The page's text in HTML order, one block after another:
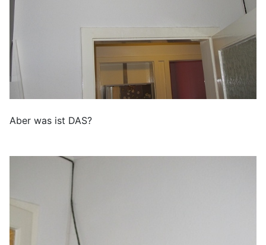
Aber was ist DAS?